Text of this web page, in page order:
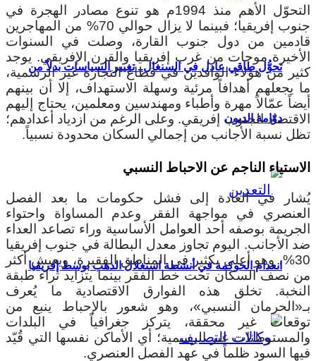
تحوُّل طاقي عادل في السنغال.. تغيير السياسات بدلاً من
دوّامة الديون
انعدام الحوكمة في أنشطة استغلال الذهب بوسط إفريقيا
التحوّل الأهم منذ 1994م هو تنوع مصادر الهجرة في
جنوب إفريقيا؛ فبينما لا يزال حوالي 70% من المهاجرين
قادمين من دول جنوب القارة، وصلت في السنوات
الأخيرة موجات من غرب إفريقيا والقرن الإفريقي. يوجد
كثير من هؤلاء الوافدين في قطاع التجارة غير الرسمية،
ما يجعلهم أهدافاً مرئية وسهلة الاستهداف، إلا أن بينهم
أيضاً عمّالاً مهرة وأطباء ومهندسين ومعلمين، يحتاج إليهم
الاقتصاد الجنوب إفريقي. وعلى الرغم من ازدياد أعدادهم؛
تظل نسبة الأجانب من إجمالي السكان محدودة نسبياً.
الاستياء الناجم عن الاحباط النسبي
يُشار في العادة إلى فشل حكومات ما بعد الفصل
العنصري في مواجهة الفقر وعدم المساواة واحتواء
الجريمة بوصفه أحد العوامل الأساسية وراء تصاعد العداء
ضد الأجانب. اليوم تجاوز معدل البطالة في جنوب إفريقيا
30%، وهو أعلى بكثير في المناطق الفقيرة، ويعيش أكثر
من نصف السكان تحت خط الفقر بينما يتزايد ثراء طبقة
النخبة. تخلق هذه الفوارق الاقتصادية ما يُعرف
بـ«الحرمان النسبي»، وهو شعور بالإحباط ينبع من
توقعات غير محققة، يتركز جغرافياً في البلدات
والمستوطنات غير الرسمية؛ أي الأماكن نفسها التي قُيّد
فيها السود ظلماً في عهد الفصل العنصري.